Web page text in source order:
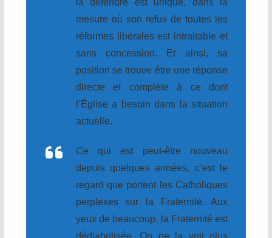
la défendre est unique, dans la
mesure où son refus de toutes les
réformes libérales est intraitable et
sans concession. Et ainsi, sa
position se trouve être une réponse
directe et complète à ce dont
l’Église a besoin dans la situation
actuelle.
Ce qui est peut-être nouveau
depuis quelques années, c’est le
regard que portent les Catholiques
perplexes sur la Fraternité. Aux
yeux de beaucoup, la Fraternité est